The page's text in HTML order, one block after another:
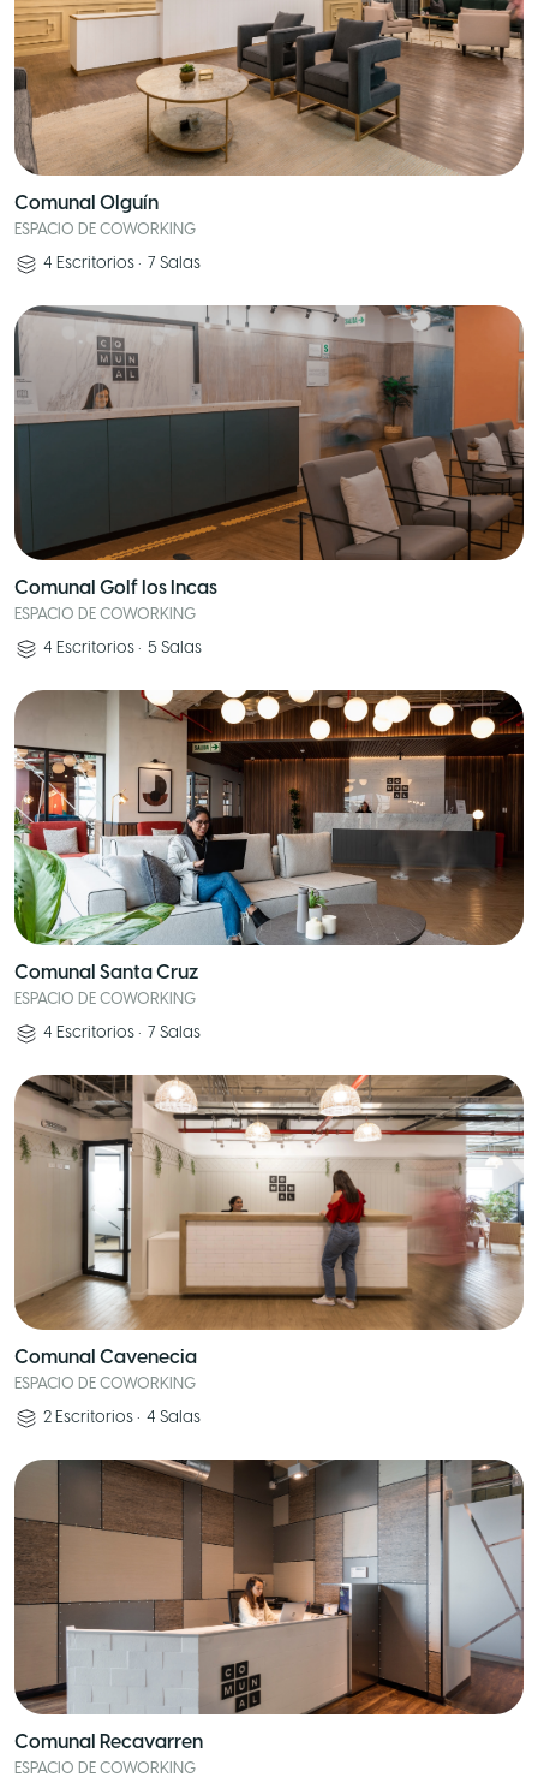
Comunal Olguín
ESPACIO DE COWORKING
4 Escritorios • 7 Salas
Comunal Golf los Incas
ESPACIO DE COWORKING
4 Escritorios • 5 Salas
Comunal Santa Cruz
ESPACIO DE COWORKING
4 Escritorios • 7 Salas
Comunal Cavenecia
ESPACIO DE COWORKING
2 Escritorios • 4 Salas
Comunal Recavarren
ESPACIO DE COWORKING